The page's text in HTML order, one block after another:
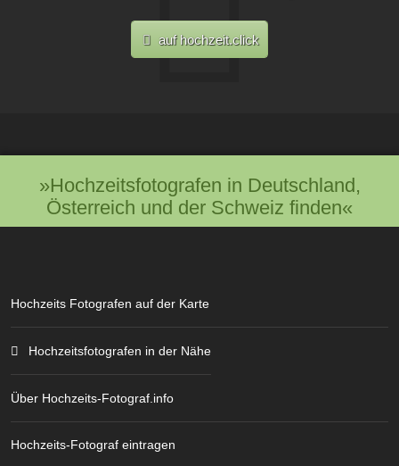
auf hochzeit.click
»Hochzeitsfotografen in Deutschland,
Österreich und der Schweiz finden«
Hochzeits Fotografen auf der Karte
Hochzeitsfotografen in der Nähe
Über Hochzeits-Fotograf.info
Hochzeits-Fotograf eintragen